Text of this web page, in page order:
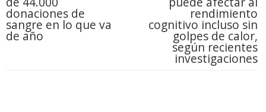
donaciones de
sangre en lo que va
de año
rendimiento
cognitivo incluso sin
golpes de calor,
según recientes
investigaciones